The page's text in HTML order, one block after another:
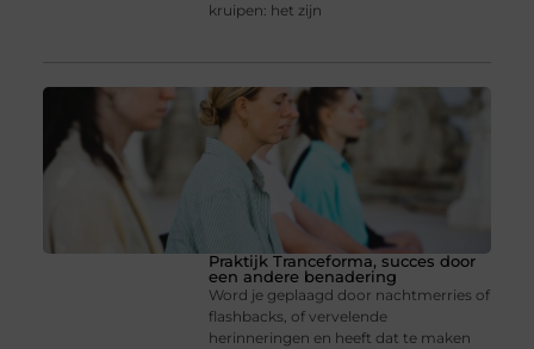
kruipen: het zijn
Praktijk Tranceforma, succes door
een andere benadering
Word je geplaagd door nachtmerries of
flashbacks, of vervelende
herinneringen en heeft dat te maken